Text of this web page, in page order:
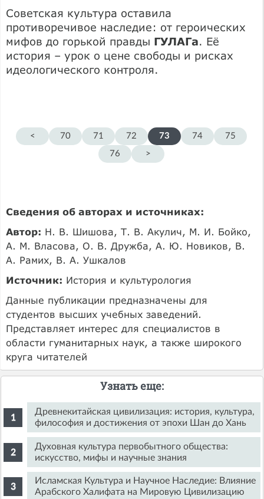
Советская культура оставила
противоречивое наследие: от героических
мифов до горькой правды ГУЛАГа. Её
история – урок о цене свободы и рисках
идеологического контроля.
< 70 71 72 73 74
75
76
>
Сведения об авторах и источниках:
Автор: Н. В. Шишова, Т. В. Акулич, М. И. Бойко,
А. М. Власова, О. В. Дружба, А. Ю. Новиков, В.
А. Рамих, В. А. Ушкалов
Источник: История и культурология
Данные публикации предназначены для
студентов высших учебных заведений.
Представляет интерес для специалистов в
области гуманитарных наук, а также широкого
круга читателей
Узнать еще:
Древнекитайская цивилизация: история, культура,
философия и достижения от эпохи Шан до Хань
Духовная культура первобытного общества:
искусство, мифы и научные знания
Исламская Культура и Научное Наследие: Влияние
Арабского Халифата на Мировую Цивилизацию